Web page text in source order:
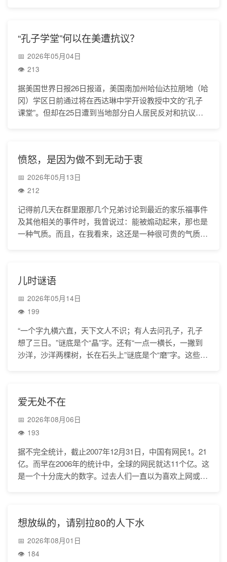
“孔子学堂”何以在美遭抗议？
2026年05月04日
213
据美国世界日报26日报道，美国南加州哈仙达拉朋地（哈
冈）学区日前通过将在西达琳中学开设教授中文的“孔子
课堂”。但却在25日遭到当地部分白人居民反对和抗议。
愤怒，是因为做不到无动于衷
2026年05月13日
212
记得前几天在群里跟那几个兄弟讨论到最近的家乐福事件
及其他相关的事件时，我曾说过：能被煽动起来，那也是
一种气质。而且，在我看来，这还是一种很可贵的气质。
儿时谜语
2026年05月14日
199
“一个字九横六直，天下文人不识；有人去问孔子，孔子
想了三日。”谜底是个“晶”字。还有“一点一横长，一撇到
沙洋，沙洋两棵树，长在石头上”谜底是个“磨”字。这些都
爱无处不在
2026年08月06日
193
据不完全统计，截止2007年12月31日，中国有网民1。21
亿。而早在2006年的统计中，全球的网民就达11个亿。这
是一个十分庞大的数字。过去人们一直以为喜欢上网或整
想放纵的，请别拉80的人下水
2026年08月01日
184